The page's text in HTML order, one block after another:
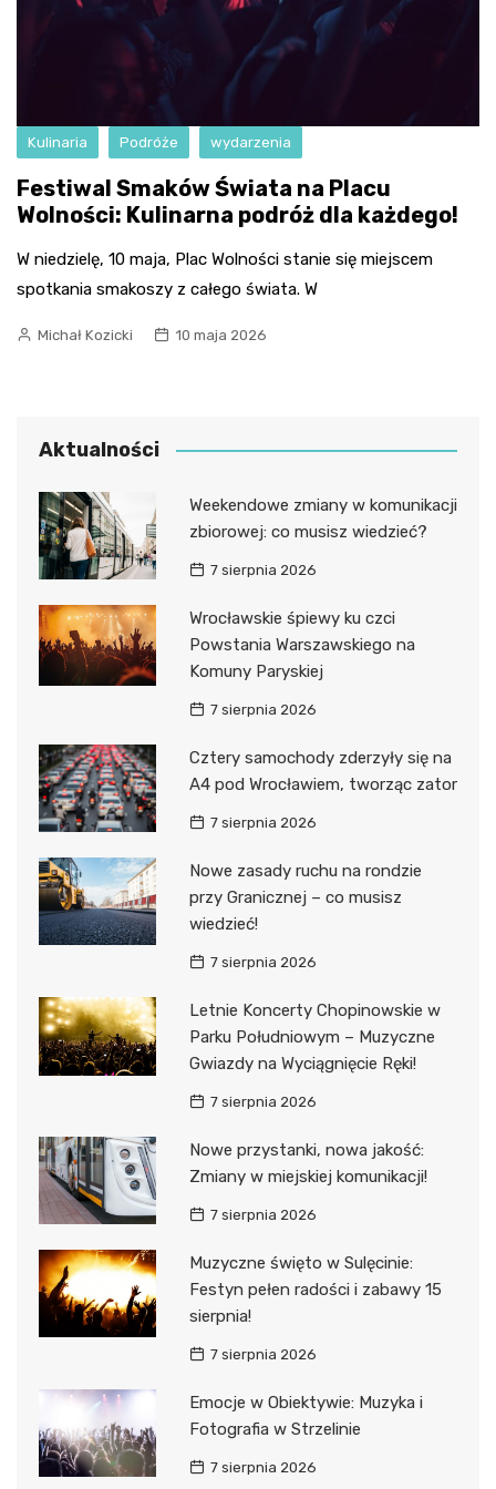
Kulinaria Podróże wydarzenia
Festiwal Smaków Świata na Placu
Wolności: Kulinarna podróż dla każdego!
W niedzielę, 10 maja, Plac Wolności stanie się miejscem
spotkania smakoszy z całego świata. W
Michał Kozicki 10 maja 2026
Aktualności
Weekendowe zmiany w komunikacji
zbiorowej: co musisz wiedzieć?
7 sierpnia 2026
Wrocławskie śpiewy ku czci
Powstania Warszawskiego na
Komuny Paryskiej
7 sierpnia 2026
Cztery samochody zderzyły się na
A4 pod Wrocławiem, tworząc zator
7 sierpnia 2026
Nowe zasady ruchu na rondzie
przy Granicznej – co musisz
wiedzieć!
7 sierpnia 2026
Letnie Koncerty Chopinowskie w
Parku Południowym – Muzyczne
Gwiazdy na Wyciągnięcie Ręki!
7 sierpnia 2026
Nowe przystanki, nowa jakość:
Zmiany w miejskiej komunikacji!
7 sierpnia 2026
Muzyczne święto w Sulęcinie:
Festyn pełen radości i zabawy 15
sierpnia!
7 sierpnia 2026
Emocje w Obiektywie: Muzyka i
Fotografia w Strzelinie
7 sierpnia 2026